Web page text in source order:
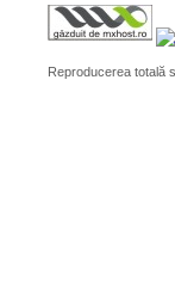
Reproducerea totală